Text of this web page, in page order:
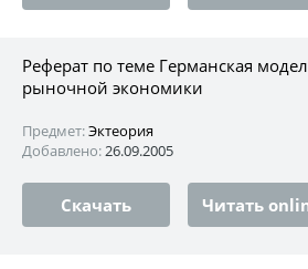
Реферат по теме Германская
рыночной экономики
Предмет:Эктеория
Добавлено:26.09.2005
Скачать Читать